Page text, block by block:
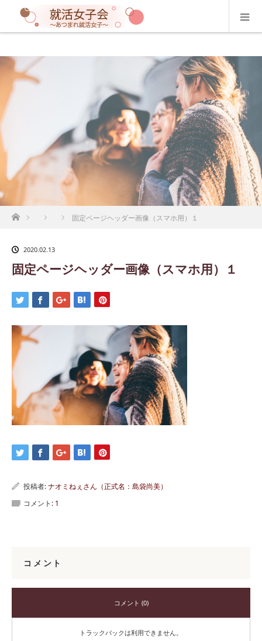
ホーム 固定ページヘッダー画像（スマホ用）１
2020.02.13
固定ページヘッダー画像（スマホ用）１
投稿者:ナオミねぇさん（正式名：島袋尚美）
コメント: 1
コメント
コメント (0)
トラックバックは利用できません。